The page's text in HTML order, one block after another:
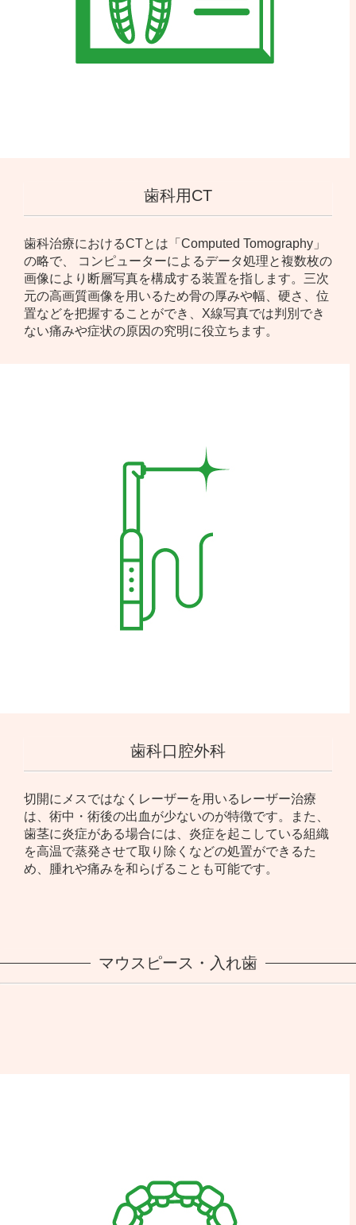
歯科用CT
歯科治療におけるCTとは「Computed Tomography」
の略で、 コンピューターによるデータ処理と複数枚の
画像により断層写真を構成する装置を指します。三次
元の高画質画像を用いるため骨の厚みや幅、硬さ、位
置などを把握することができ、X線写真では判別でき
ない痛みや症状の原因の究明に役立ちます。
歯科口腔外科
切開にメスではなくレーザーを用いるレーザー治療
は、術中・術後の出血が少ないのが特徴です。また、
歯茎に炎症がある場合には、炎症を起こしている組織
を高温で蒸発させて取り除くなどの処置ができるた
め、腫れや痛みを和らげることも可能です。
マウスピース・入れ歯